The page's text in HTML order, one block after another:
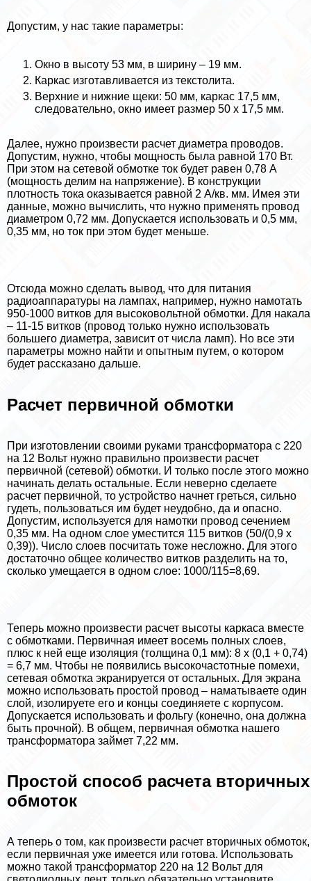
Допустим, у нас такие параметры:
Окно в высоту 53 мм, в ширину – 19 мм.
Каркас изготавливается из текстолита.
Верхние и нижние щеки: 50 мм, каркас 17,5 мм,
следовательно, окно имеет размер 50 х 17,5 мм.
Далее, нужно произвести расчет диаметра проводов.
Допустим, нужно, чтобы мощность была равной 170 Вт.
При этом на сетевой обмотке ток будет равен 0,78 А
(мощность делим на напряжение). В конструкции
плотность тока оказывается равной 2 А/кв. мм. Имея эти
данные, можно вычислить, что нужно применять провод
диаметром 0,72 мм. Допускается использовать и 0,5 мм,
0,35 мм, но ток при этом будет меньше.
Отсюда можно сделать вывод, что для питания
радиоаппаратуры на лампах, например, нужно намотать
950-1000 витков для высоковольтной обмотки. Для накала
– 11-15 витков (провод только нужно использовать
большего диаметра, зависит от числа ламп). Но все эти
параметры можно найти и опытным путем, о котором
будет рассказано дальше.
Расчет первичной обмотки
При изготовлении своими руками трaнcформатора с 220
на 12 Вольт нужно правильно произвести расчет
первичной (сетевой) обмотки. И только после этого можно
начинать делать остальные. Если неверно сделаете
расчет первичной, то устройство начнет греться, сильно
гудеть, пользоваться им будет неудобно, да и опасно.
Допустим, используется для намотки провод сечением
0,35 мм. На одном слое уместится 115 витков (50/(0,9 х
0,39)). Число слоев посчитать тоже несложно. Для этого
достаточно общее количество витков разделить на то,
сколько умещается в одном слое: 1000/115=8,69.
Теперь можно произвести расчет высоты каркаса вместе
с обмотками. Первичная имеет восемь полных слоев,
плюс к ней еще изоляция (толщина 0,1 мм): 8 х (0,1 + 0,74)
= 6,7 мм. Чтобы не появились высокочастотные помехи,
сетевая обмотка экранируется от остальных. Для экрана
можно использовать простой провод – наматываете один
слой, изолируете его и концы соединяете с корпусом.
Допускается использовать и фольгу (конечно, она должна
быть прочной). В общем, первичная обмотка нашего
трaнcформатора займет 7,22 мм.
Простой способ расчета вторичных
обмоток
А теперь о том, как произвести расчет вторичных обмоток,
если первичная уже имеется или готова. Использовать
можно такой трaнcформатор 220 на 12 Вольт для